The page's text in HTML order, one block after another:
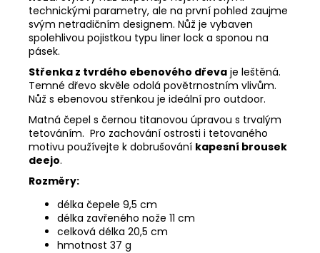
technickými parametry, ale na první pohled zaujme
svým netradičním designem. Nůž je vybaven
spolehlivou pojistkou typu liner lock a sponou na
pásek.
Střenka z tvrdého ebenového dřeva je leštěná.
Temné dřevo skvěle odolá povětrnostním vlivům.
Nůž s ebenovou střenkou je ideální pro outdoor.
Matná čepel s černou titanovou úpravou s trvalým
tetováním. Pro zachování ostrosti i tetovaného
motivu používejte k dobrušování kapesní brousek
deejo.
Rozměry:
délka čepele 9,5 cm
délka zavřeného nože 11 cm
celková délka 20,5 cm
hmotnost 37 g